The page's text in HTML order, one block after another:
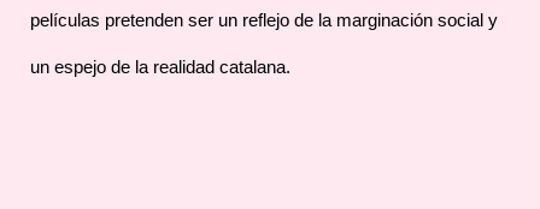
películas pretenden ser un reflejo de la marginación social y
un espejo de la realidad catalana.